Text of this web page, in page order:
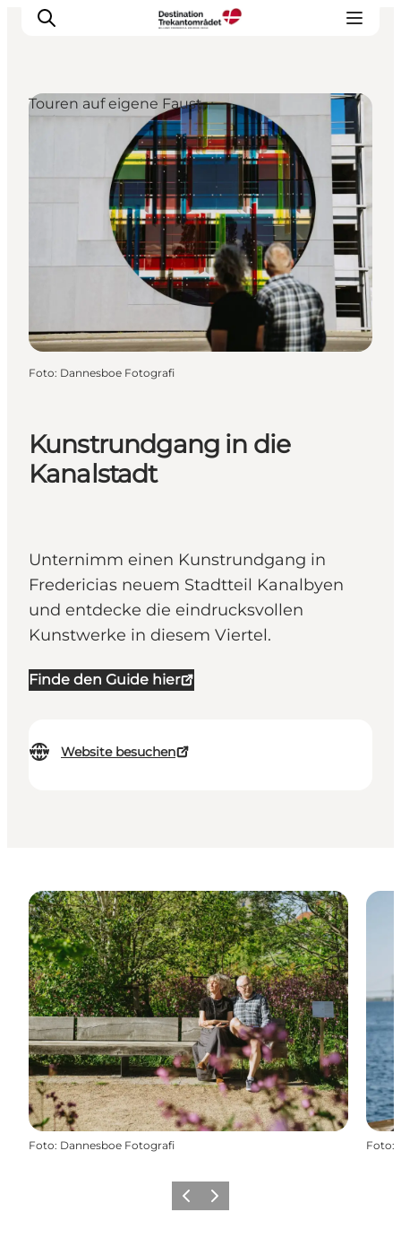
LEGOLAND® Billund Resort
Städte
Erlebnisse
Unterkünfte
Reiseplanung
Kunstrundgang in die
Kanalstadt
Unternimm einen Kunstrundgang in
Fredericias neuem Stadtteil Kanalbyen
und entdecke die eindrucksvollen
Kunstwerke in diesem Viertel.
Finde den Guide hier
Website besuchen
Touren auf eigene Faust
Foto: Dannesboe Fotografi
Foto: Dannesboe Fotografi Foto:
Vorherige Folie
Nächste Folie